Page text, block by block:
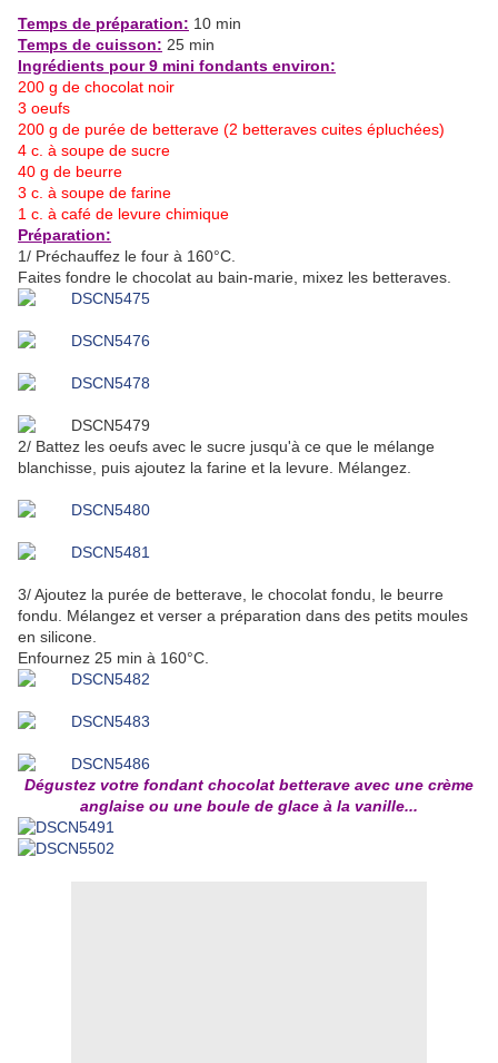
Temps de préparation: 10 min
Temps de cuisson: 25 min
Ingrédients pour 9 mini fondants environ:
200 g de chocolat noir
3 oeufs
200 g de purée de betterave (2 betteraves cuites épluchées)
4 c. à soupe de sucre
40 g de beurre
3 c. à soupe de farine
1 c. à café de levure chimique
Préparation:
1/ Préchauffez le four à 160°C.
Faites fondre le chocolat au bain-marie, mixez les betteraves.
2/ Battez les oeufs avec le sucre jusqu'à ce que le mélange
blanchisse, puis ajoutez la farine et la levure. Mélangez.
3/ Ajoutez la purée de betterave, le chocolat fondu, le beurre
fondu. Mélangez et verser a préparation dans des petits moules
en silicone.
Enfournez 25 min à 160°C.
Dégustez votre fondant chocolat betterave avec une crème
anglaise ou une boule de glace à la vanille...